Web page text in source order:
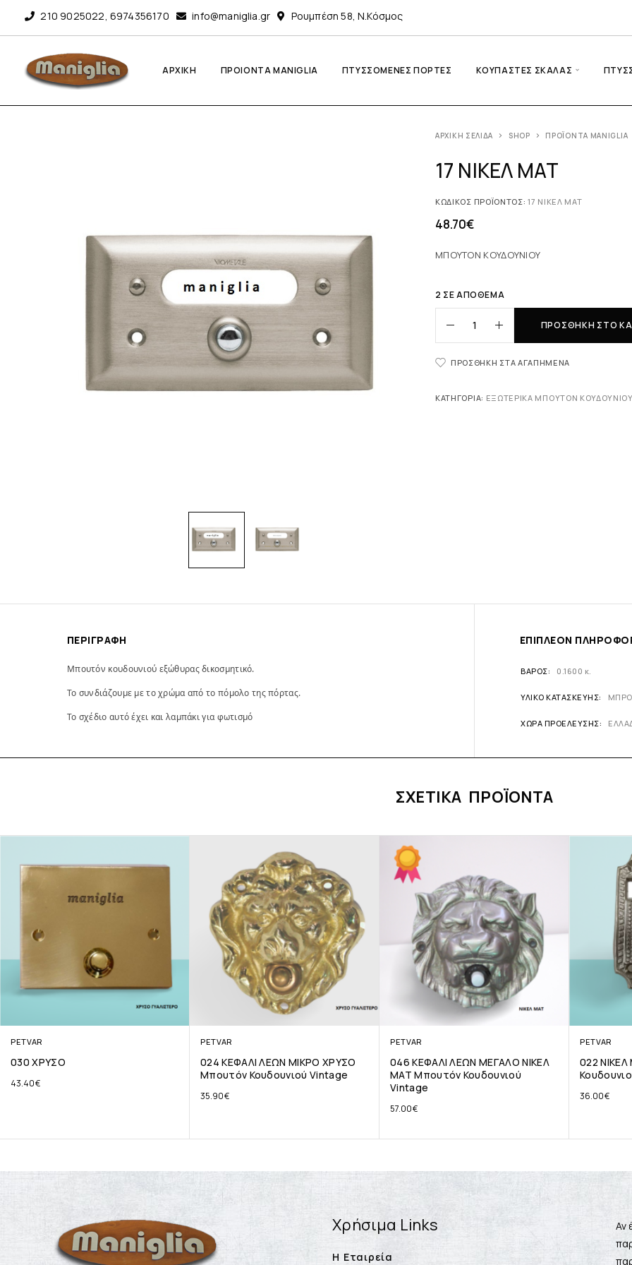
210 9025022, 6974356170 info@maniglia.gr Ρουμπέση 58, Ν.Κόσμος
ΑΡΧΙΚΗ ΠΡΟΙΟΝΤΑ MANIGLIA ΠΤΥΣΣΌΜΕΝΕΣ ΠΌΡΤΕΣ ΚΟΥΠΑΣΤΈΣ ΣΚΆΛΑΣ
ΑΡΧΙΚΉ ΣΕΛΊΔΑ SHOP ΠΡΟΪΌΝΤΑ MANIGLIA
17 ΝΙΚΕΛ ΜΑΤ
ΚΩΔΙΚΌΣ ΠΡΟΪΌΝΤΟΣ:17 ΝΙΚΕΛ ΜΑΤ
48.70€
ΜΠΟΥΤΟΝ ΚΟΥΔΟΥΝΙΟΥ
2 ΣΕ ΑΠΌΘΕΜΑ
ΠΡΟΣΘΉΚΗ ΣΤΟ
ΠΡΟΣΘΉΚΗ ΣΤΑ ΑΓΑΠΗΜΈΝΑ
ΚΑΤΗΓΟΡΊΑ: ΕΞΩΤΕΡΙΚΆ ΜΠΟΥΤΌΝ ΚΟΥΔΟΥΝΙΟΎ
ΠΕΡΙΓΡΑΦΉ
Μπουτόν κουδουνιού εξώθυρας δικοσμητικό.
Το συνδιάζουμε με το χρώμα από το πόμολο της πόρτας.
Το σχέδιο αυτό έχει και λαμπάκι για φωτισμό
ΕΠΙΠΛΈΟΝ
ΒΆΡΟΣ 0.1600 κ.
ΥΛΙΚΌ ΚΑΤΑΣΚΕΥΉΣ
ΧΏΡΑ ΠΡΟΈΛΕΥΣΗΣ
ΣΧΕΤΙΚΆ ΠΡΟΪΌΝΤΑ
PETVAR
030 ΧΡΥΣΟ
43.40€
PETVAR
024 ΚΕΦΑΛΙ ΛΕΩΝ ΜΙΚΡΟ ΧΡΥΣΟ
Μπουτόν Κουδουνιού Vintage
35.90€
PETVAR
046 ΚΕΦΑΛΙ ΛΕΩΝ ΜΕΓΑΛΟ ΝΙΚΕΛ
ΜΑΤ Μπουτόν Κουδουνιού
Vintage
57.00€
PETVAR
022
36.00€
Χρήσιμα Links
Η Εταιρεία
Αν